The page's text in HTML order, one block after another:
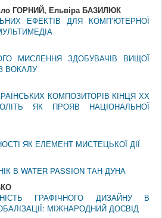
ГОРНИЙ, Ельвіра БАЗИЛЮК
ЕФЕКТІВ ДЛЯ КОМП’ЮТЕРНОЇ
МИСЛЕННЯ ЗДОБУВАЧІВ ВИЩОЇ
ВОКАЛУ
КОМПОЗИТОРІВ КІНЦЯ ХХ
ЯК ПРОЯВ НАЦІОНАЛЬНОЇ
ЯК ЕЛЕМЕНТ МИСТЕЦЬКОЇ ДІЇ
В WATER PASSION ТАН ДУНА
ГРАФІЧНОГО ДИЗАЙНУ В
МІЖНАРОДНИЙ ДОСВІД